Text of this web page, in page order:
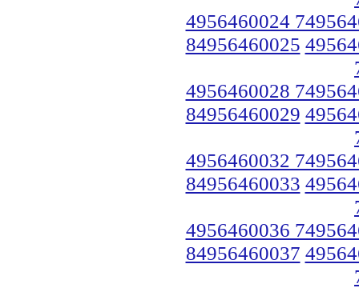
4956460024
84956460025
4956460028
84956460029
4956460032
84956460033
4956460036
84956460037